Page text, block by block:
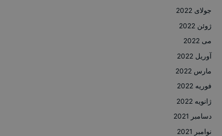
جولای 2022
ژوئن 2022
می 2022
آوریل 2022
مارس 2022
فوریه 2022
ژانویه 2022
دسامبر 2021
نوامبر 2021